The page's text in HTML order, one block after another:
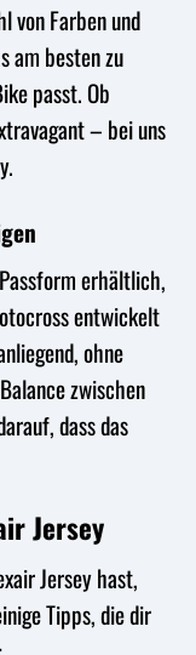
von Farben und
am besten zu
passt. Ob
– bei uns
erhältlich,
entwickelt
ohne
zwischen
dass das
Jersey
Jersey hast,
Tipps, die dir